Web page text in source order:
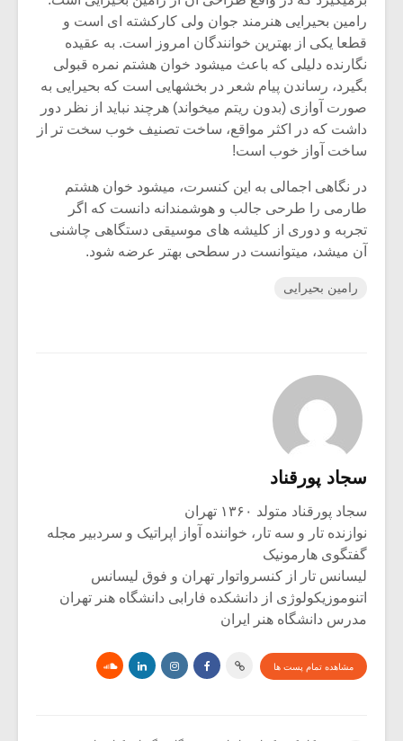
رامین بحیرایی هنرمند جوان ولی کارکشته ای است و
قطعا یکی از بهترین خوانندگان امروز است. به عقیده
نگارنده دلیلی که باعث میشود خوان هشتم نمره قبولی
بگیرد، رساندن پیام شعر در بخشهایی است که بحیرایی به
صورت آوازی (بدون ریتم میخواند) هرچند نباید از نظر دور
داشت که در اکثر مواقع، ساخت تصنیف خوب سخت تر از
ساخت آواز خوب است!
در نگاهی اجمالی به این کنسرت، میشود خوان هشتم
طارمی را طرحی جالب و هوشمندانه دانست که اگر
تجربه و دوری از کلیشه های موسیقی دستگاهی چاشنی
آن میشد، میتوانست در سطحی بهتر عرضه شود.
رامین بحیرایی
سجاد پورقناد
سجاد پورقناد متولد ۱۳۶۰ تهران
نوازنده تار و سه تار، خواننده آواز اپراتیک و سردبیر مجله
گفتگوی هارمونیک
لیسانس تار از کنسرواتوار تهران و فوق لیسانس
اتنوموزیکولوژی از دانشکده فارابی دانشگاه هنر تهران
مدرس دانشگاه هنر ایران
مشاهده تمام پست ها